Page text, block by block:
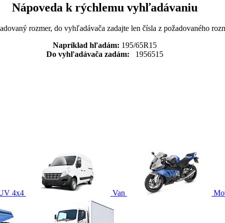
Nápoveda k rýchlemu vyhľadávaniu
rozmer, do vyhľadávača zadajte len čísla z požadovaného
Napríklad hľadám: 195/65R15
Do vyhľadávača zadám: 1956515
4x4 Van